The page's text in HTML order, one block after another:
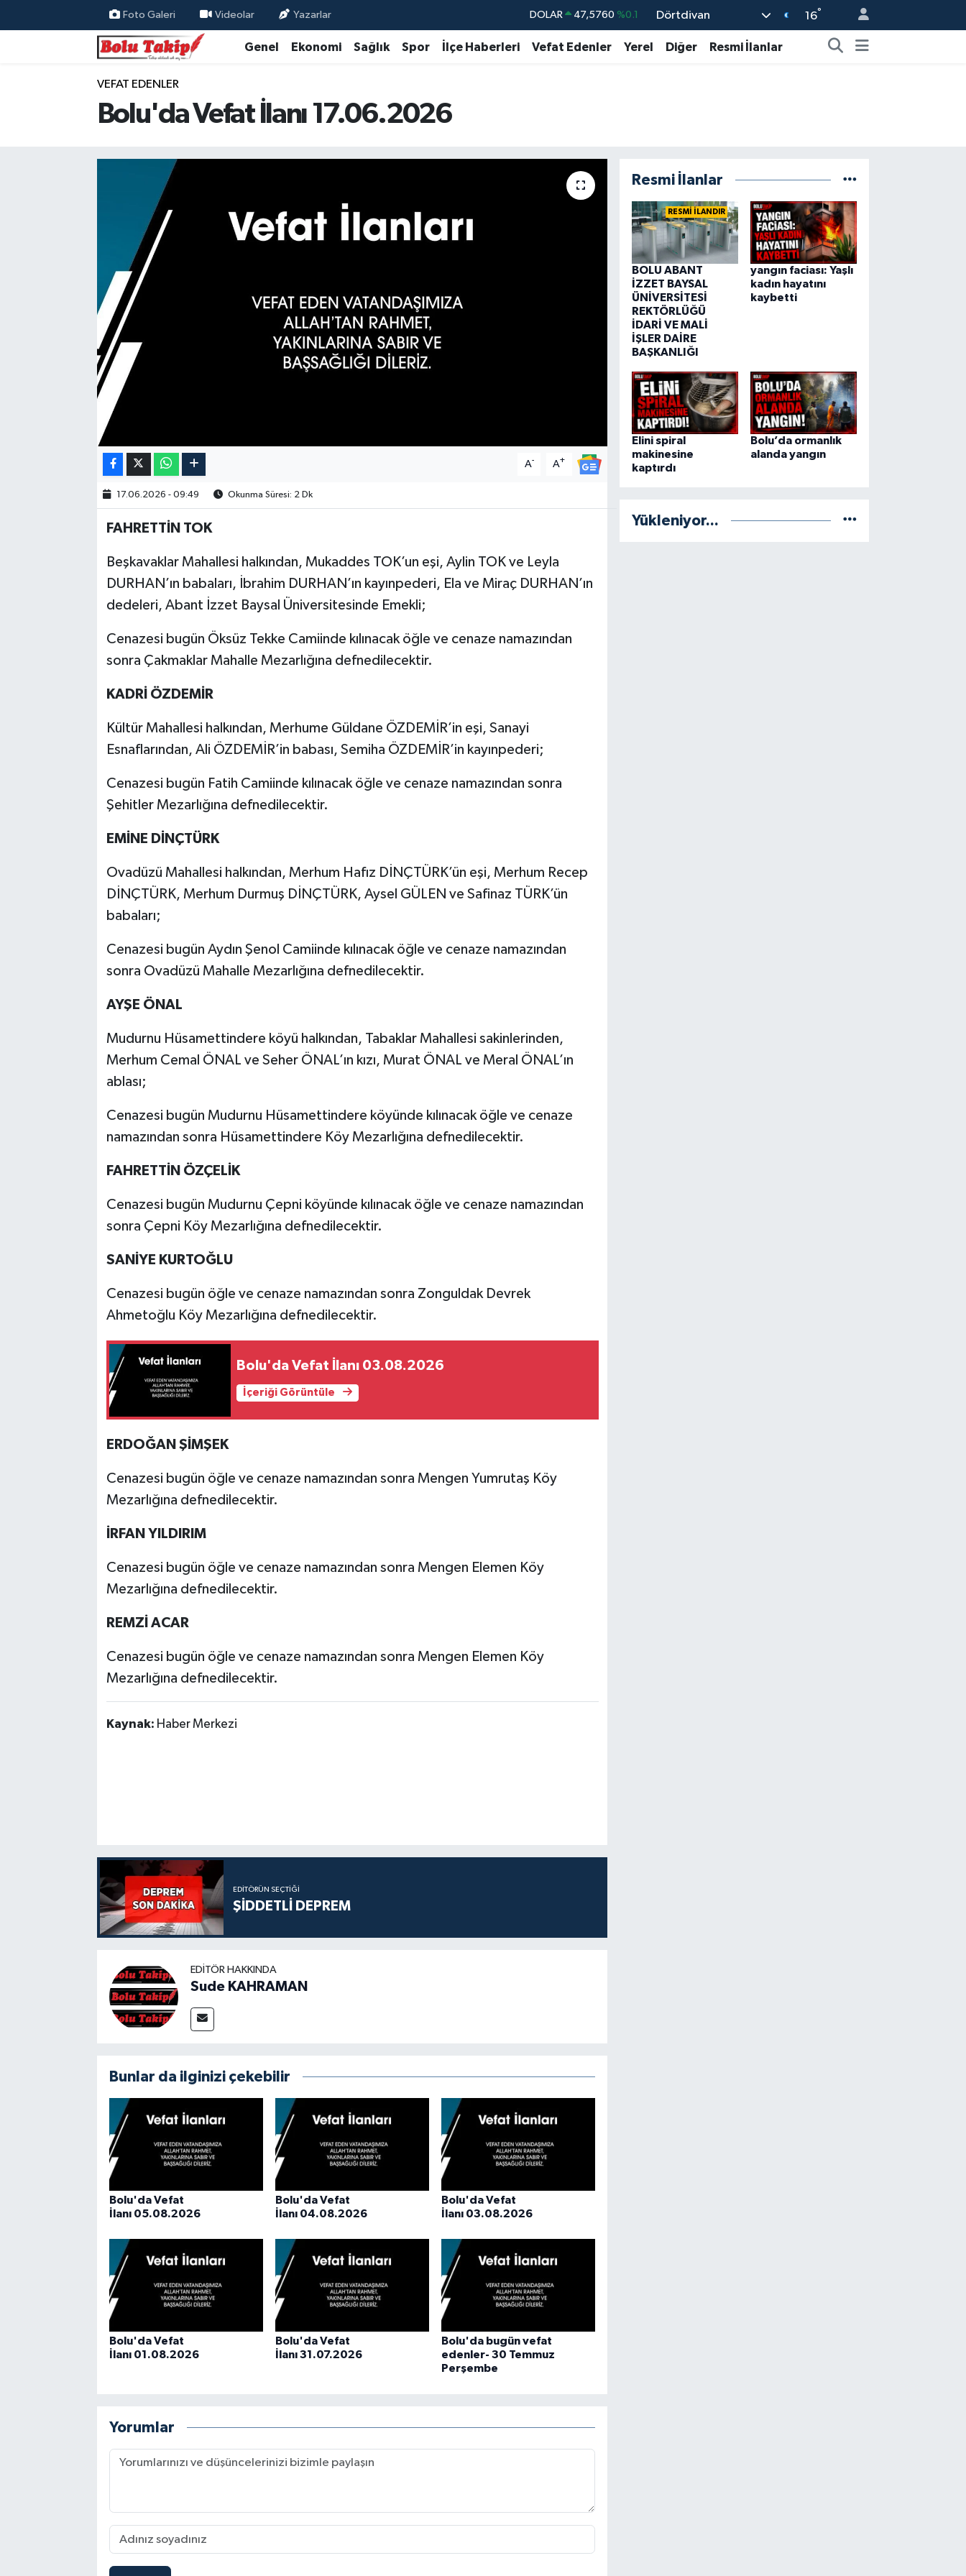
Foto Galeri Videolar Yazarlar DOLAR 47,5760 %0.1
EURO 55,0126 %0.29
Dörtdivan 16°
Genel Ekonomi Sağlık Spor İlçe Haberleri Vefat Edenler Yerel Diğer Resmi İlanlar
VEFAT EDENLER
Bolu'da Vefat İlanı 17.06.2026
A- A+
17.06.2026 - 09:49 Okunma Süresi: 2 Dk
FAHRETTİN TOK
Beşkavaklar Mahallesi halkından, Mukaddes TOK’un eşi, Aylin TOK ve Leyla
DURHAN’ın babaları, İbrahim DURHAN’ın kayınpederi, Ela ve Miraç DURHAN’ın
dedeleri, Abant İzzet Baysal Üniversitesinde Emekli;
Cenazesi bugün Öksüz Tekke Camiinde kılınacak öğle ve cenaze namazından
sonra Çakmaklar Mahalle Mezarlığına defnedilecektir.
KADRİ ÖZDEMİR
Kültür Mahallesi halkından, Merhume Güldane ÖZDEMİR’in eşi, Sanayi
Esnaflarından, Ali ÖZDEMİR’in babası, Semiha ÖZDEMİR’in kayınpederi;
Cenazesi bugün Fatih Camiinde kılınacak öğle ve cenaze namazından sonra
Şehitler Mezarlığına defnedilecektir.
EMİNE DİNÇTÜRK
Ovadüzü Mahallesi halkından, Merhum Hafız DİNÇTÜRK’ün eşi, Merhum Recep
DİNÇTÜRK, Merhum Durmuş DİNÇTÜRK, Aysel GÜLEN ve Safinaz TÜRK’ün
babaları;
Cenazesi bugün Aydın Şenol Camiinde kılınacak öğle ve cenaze namazından
sonra Ovadüzü Mahalle Mezarlığına defnedilecektir.
AYŞE ÖNAL
Mudurnu Hüsamettindere köyü halkından, Tabaklar Mahallesi sakinlerinden,
Merhum Cemal ÖNAL ve Seher ÖNAL’ın kızı, Murat ÖNAL ve Meral ÖNAL’ın
ablası;
Cenazesi bugün Mudurnu Hüsamettindere köyünde kılınacak öğle ve cenaze
namazından sonra Hüsamettindere Köy Mezarlığına defnedilecektir.
FAHRETTİN ÖZÇELİK
Cenazesi bugün Mudurnu Çepni köyünde kılınacak öğle ve cenaze namazından
sonra Çepni Köy Mezarlığına defnedilecektir.
SANİYE KURTOĞLU
Cenazesi bugün öğle ve cenaze namazından sonra Zonguldak Devrek
Ahmetoğlu Köy Mezarlığına defnedilecektir.
Bolu'da Vefat İlanı 03.08.2026
İçeriği Görüntüle
ERDOĞAN ŞİMŞEK
Cenazesi bugün öğle ve cenaze namazından sonra Mengen Yumrutaş Köy
Mezarlığına defnedilecektir.
İRFAN YILDIRIM
Cenazesi bugün öğle ve cenaze namazından sonra Mengen Elemen Köy
Mezarlığına defnedilecektir.
REMZİ ACAR
Cenazesi bugün öğle ve cenaze namazından sonra Mengen Elemen Köy
Mezarlığına defnedilecektir.
Kaynak: Haber Merkezi
EDITÖRÜN SEÇTIĞI
ŞİDDETLİ DEPREM
EDITÖR HAKKINDA
Sude KAHRAMAN
Bunlar da ilginizi çekebilir
Bolu'da Vefat
İlanı 05.08.2026
Bolu'da Vefat
İlanı 04.08.2026
Bolu'da Vefat
İlanı 03.08.2026
Bolu'da Vefat
İlanı 01.08.2026
Bolu'da Vefat
İlanı 31.07.2026
Bolu'da bugün vefat
edenler- 30 Temmuz
Perşembe
Yorumlar
Resmi İlanlar
RESMİ İLANDIR
BOLU ABANT
İZZET BAYSAL
ÜNİVERSİTESİ
REKTÖRLÜĞÜ
İDARİ VE MALİ
İŞLER DAİRE
BAŞKANLIĞI
yangın faciası: Yaşlı
kadın hayatını
kaybetti
Elini spiral
makinesine
kaptırdı
Bolu’da ormanlık
alanda yangın
Yükleniyor...